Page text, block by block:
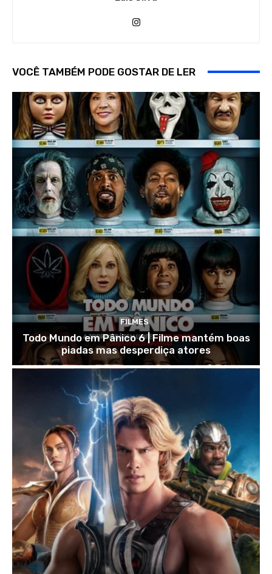
VOCÊ TAMBÉM PODE GOSTAR DE LER
FILMES
Todo Mundo em Pânico 6 | Filme mantém boas
piadas mas desperdiça atores